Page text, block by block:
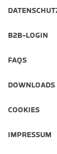
B2B-LOGIN
FAQS
DOWNLOADS
COOKIES
IMPRESSUM